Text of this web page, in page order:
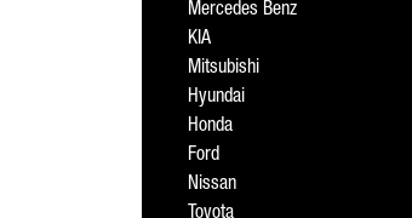
Mercedes Benz
KIA
Mitsubishi
Hyundai
Honda
Ford
Nissan